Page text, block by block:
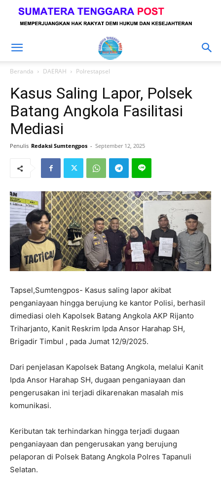
Beranda DAERAH Polrestapsel
Kasus Saling Lapor, Polsek
Batang Angkola Fasilitasi
Mediasi
Penulis Redaksi Sumtengpos - September 12, 2025
Tapsel,Sumtengpos- Kasus saling lapor akibat
penganiayaan hingga berujung ke kantor Polisi, berhasil
dimediasi oleh Kapolsek Batang Angkola AKP Rijanto
Triharjanto, Kanit Reskrim Ipda Ansor Harahap SH,
Brigadir Timbul , pada Jumat 12/9/2025.
Dari penjelasan Kapolsek Batang Angkola, melalui Kanit
Ipda Ansor Harahap SH, dugaan penganiayaan dan
pengerusakan ini terjadi dikarenakan masalah mis
komunikasi.
Keributan tak terhindarkan hingga terjadi dugaan
penganiayaan dan pengerusakan yang berujung
pelaporan di Polsek Batang Angkola Polres Tapanuli
Selatan.